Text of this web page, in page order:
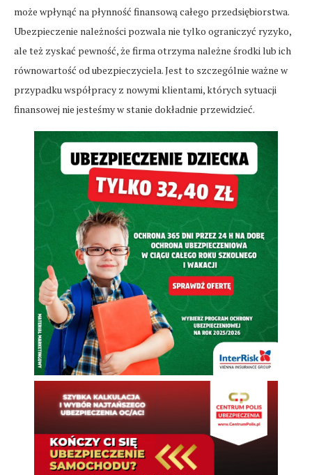
może wpłynąć na płynność finansową całego przedsiębiorstwa.
Ubezpieczenie należności pozwala nie tylko ograniczyć ryzyko,
ale też zyskać pewność, że firma otrzyma należne środki lub ich
równowartość od ubezpieczyciela. Jest to szczególnie ważne w
przypadku współpracy z nowymi klientami, których sytuacji
finansowej nie jesteśmy w stanie dokładnie przewidzieć.